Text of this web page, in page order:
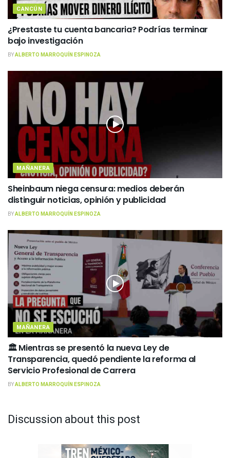
CANCÚN
¿Prestaste tu cuenta bancaria? Podrías terminar
bajo investigación
BYALBERTO MARROQUÍN ESPINOZA
MAÑANERA
Sheinbaum niega censura: medios deberán
distinguir noticias, opinión y publicidad
BYALBERTO MARROQUÍN ESPINOZA
MAÑANERA
🏛️ Mientras se presentó la nueva Ley de
Transparencia, quedó pendiente la reforma al
Servicio Profesional de Carrera
BYALBERTO MARROQUÍN ESPINOZA
Discussion about this post